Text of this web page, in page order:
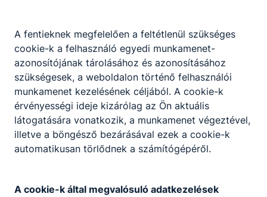
Szakközépiskola és Kollégium lett, 2010-ben a
drasztikus létszámcsökkenés miatt megszűnt a
kollégium. 2014-ben pedagógia szak elindítására,
2015-ben turisztikai szak elindítására került sor. A
közgazdasági és kereskedelmi képzés iránti
érdeklődés lecsökkent, a következő években ezek
a képzések megszűntek. A felnőttoktatásban
tovább kitartott a közgazdasági ágazat, 2022-
ben futott ki az utolsó osztály.
fenntartásba került át, majd 2015-ben, amikor
A fentieknek megfelelően a feltétlenül szükséges
cookie-k a felhasználó egyedi munkamenet-
azonosítójának tárolásához és azonosításához
szükségesek, a weboldalon történő felhasználói
munkamenet kezelésének céljából. A cookie-k
érvényességi ideje kizárólag az Ön aktuális
látogatására vonatkozik, a munkamenet végeztével,
illetve a böngésző bezárásával ezek a cookie-k
automatikusan törlődnek a számítógépéről.
A cookie-k által megvalósuló adatkezelések